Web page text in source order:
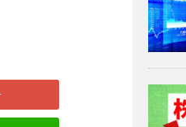
を
表
示
事
を
表
示